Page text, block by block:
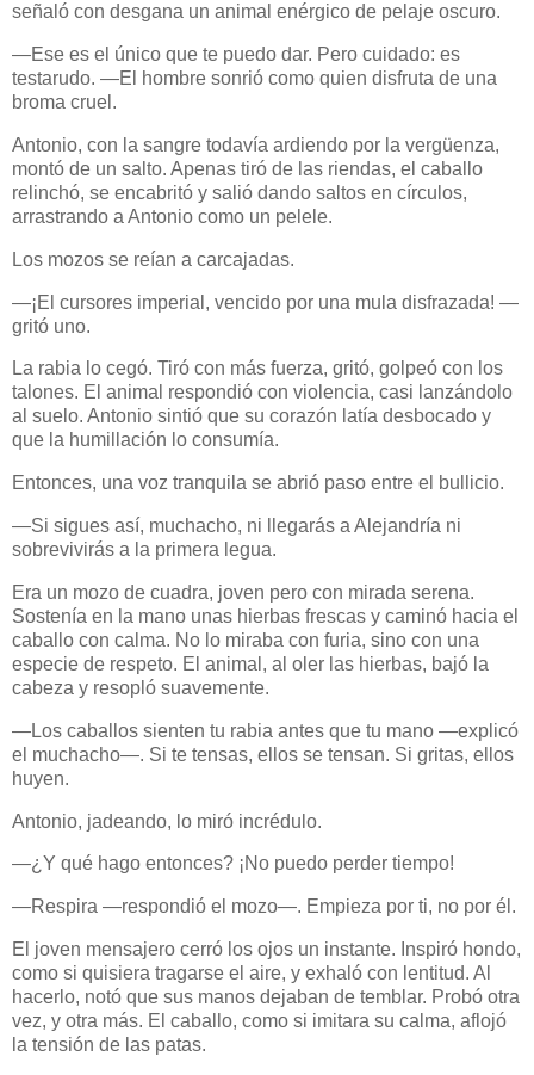
señaló con desgana un animal enérgico de pelaje oscuro.
—Ese es el único que te puedo dar. Pero cuidado: es
testarudo. —El hombre sonrió como quien disfruta de una
broma cruel.
Antonio, con la sangre todavía ardiendo por la vergüenza,
montó de un salto. Apenas tiró de las riendas, el caballo
relinchó, se encabritó y salió dando saltos en círculos,
arrastrando a Antonio como un pelele.
Los mozos se reían a carcajadas.
—¡El cursores imperial, vencido por una mula disfrazada! —
gritó uno.
La rabia lo cegó. Tiró con más fuerza, gritó, golpeó con los
talones. El animal respondió con violencia, casi lanzándolo
al suelo. Antonio sintió que su corazón latía desbocado y
que la humillación lo consumía.
Entonces, una voz tranquila se abrió paso entre el bullicio.
—Si sigues así, muchacho, ni llegarás a Alejandría ni
sobrevivirás a la primera legua.
Era un mozo de cuadra, joven pero con mirada serena.
Sostenía en la mano unas hierbas frescas y caminó hacia el
caballo con calma. No lo miraba con furia, sino con una
especie de respeto. El animal, al oler las hierbas, bajó la
cabeza y resopló suavemente.
—Los caballos sienten tu rabia antes que tu mano —explicó
el muchacho—. Si te tensas, ellos se tensan. Si gritas, ellos
huyen.
Antonio, jadeando, lo miró incrédulo.
—¿Y qué hago entonces? ¡No puedo perder tiempo!
—Respira —respondió el mozo—. Empieza por ti, no por él.
El joven mensajero cerró los ojos un instante. Inspiró hondo,
como si quisiera tragarse el aire, y exhaló con lentitud. Al
hacerlo, notó que sus manos dejaban de temblar. Probó otra
vez, y otra más. El caballo, como si imitara su calma, aflojó
la tensión de las patas.